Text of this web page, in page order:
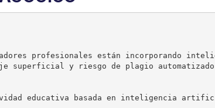
profesionales están incorporando
superficial y riesgo de plagio
educativa basada en inteligencia